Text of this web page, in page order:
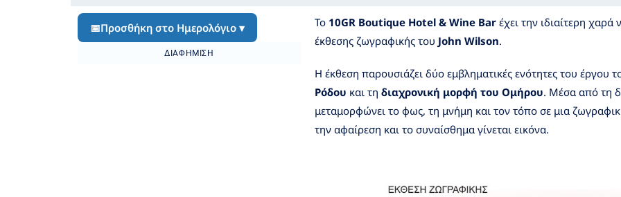
📅Προσθήκη στο Ημερολόγιο ▾
ΔΙΑΦΉΜΙΣΗ
Το 10GR Boutique Hotel & Wine Bar έχει την ιδιαίτερη
έκθεσης ζωγραφικής του John Wilson.
Η έκθεση παρουσιάζει δύο εμβληματικές ενότητες του έργου
Ρόδου και τη διαχρονική μορφή του Ομήρου. Μέσα από τη
μεταμορφώνει το φως, τη μνήμη και τον τόπο σε μια
την αφαίρεση και το συναίσθημα γίνεται εικόνα.